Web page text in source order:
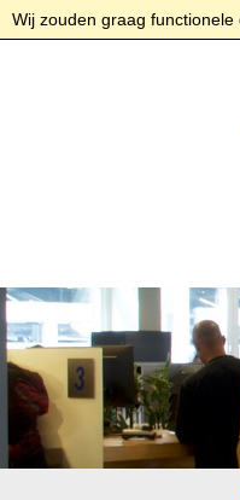
Wij zouden graag